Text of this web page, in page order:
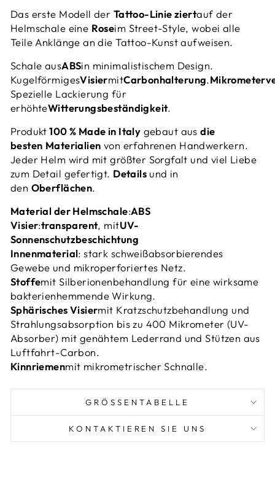
Das erste Modell der Tattoo-Linie ziertauf der
Helmschale eine Roseim Street-Style, wobei alle
Teile Anklänge an die Tattoo-Kunst aufweisen.
Schale ausABSin minimalistischem Design.
KugelförmigesVisiermitCarbonhalterung.
Spezielle Lackierung für
erhöhteWitterungsbeständigkeit.
Produkt 100 % Made in Italy gebaut ausdie
besten Materialien von erfahrenen Handwerkern.
Jeder Helm wird mit größter Sorgfalt und viel Liebe
zum Detail gefertigt. Details und in
den Oberflächen.
Material der Helmschale:ABS
Visier:transparent, mitUV-
Sonnenschutzbeschichtung
Innenmaterial: stark schweißabsorbierendes
Gewebe und mikroperforiertes Netz.
Stoffemit Silberionenbehandlung für eine wirksame
bakterienhemmende Wirkung.
Sphärisches Visiermit Kratzschutzbehandlung und
Strahlungsabsorption bis zu 400 Mikrometer (UV-
Absorber) mit genähtem Lederrand und Stützen aus
Luftfahrt-Carbon.
Kinnriemenmit mikrometrischer Schnalle.
GRÖSSENTABELLE
KONTAKTIEREN SIE UNS